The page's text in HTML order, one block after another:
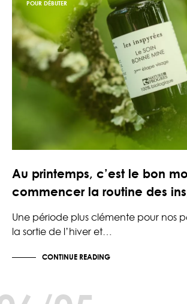
POUR DÉBUTER
Au printemps, c’est le bon
commencer la routine des
Une période plus clémente pour nos
la sortie de l’hiver et…
CONTINUE READING